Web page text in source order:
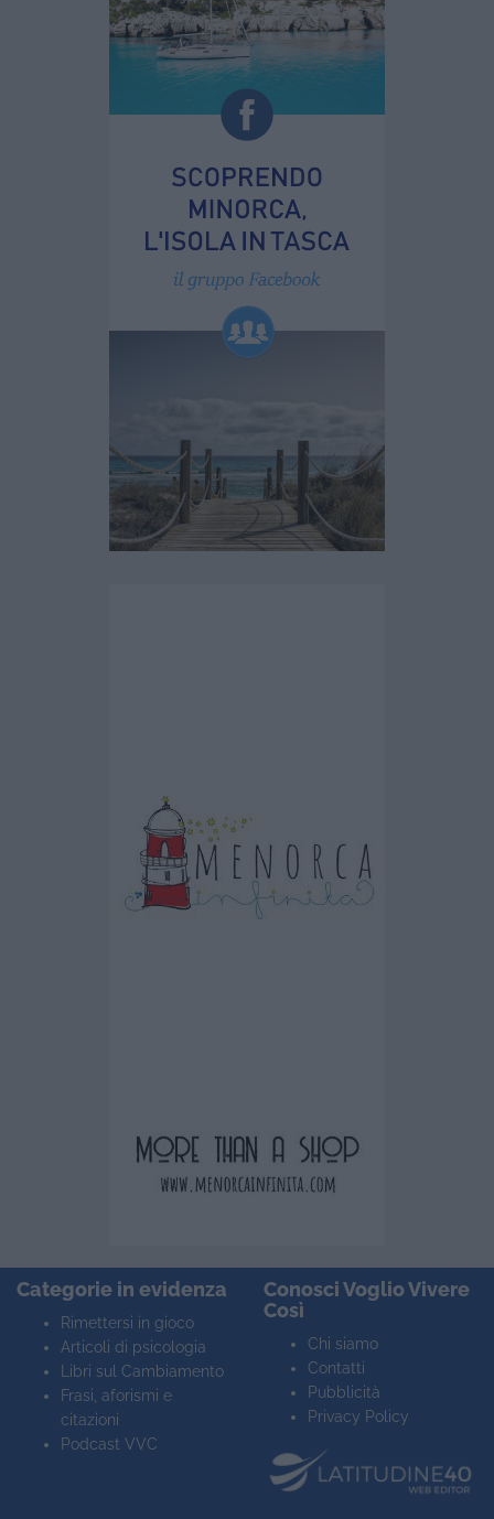
Categorie in evidenza
Rimettersi in gioco
Articoli di psicologia
Libri sul Cambiamento
Frasi, aforismi e
citazioni
Podcast VVC
Conosci Voglio Vivere
Così
Chi siamo
Contatti
Pubblicità
Privacy Policy